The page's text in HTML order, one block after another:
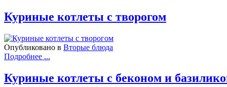
Куриные котлеты с творогом
Опубликовано в Вторые блюда
Подробнее ...
Куриные котлеты с беконом и